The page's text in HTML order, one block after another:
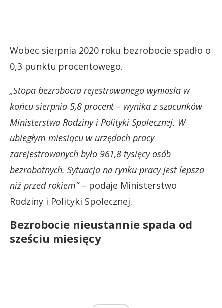
Wobec sierpnia 2020 roku bezrobocie spadło o
0,3 punktu procentowego.
„Stopa bezrobocia rejestrowanego wyniosła w
końcu sierpnia 5,8 procent – wynika z szacunków
Ministerstwa Rodziny i Polityki Społecznej. W
ubiegłym miesiącu w urzędach pracy
zarejestrowanych było 961,8 tysięcy osób
bezrobotnych. Sytuacja na rynku pracy jest lepsza
niż przed rokiem”– podaje Ministerstwo
Rodziny i Polityki Społecznej.
Bezrobocie nieustannie spada od
sześciu miesięcy